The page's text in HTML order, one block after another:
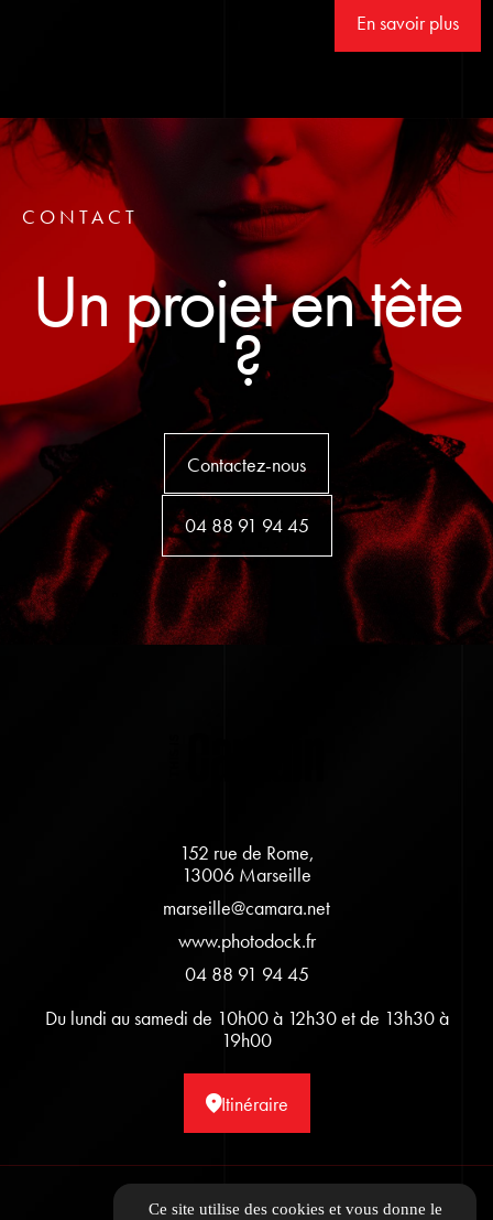
En savoir plus
CONTACT
Un projet en tête
?
Contactez-nous
04 88 91 94 45
152 rue de Rome,
13006 Marseille
marseille@camara.net
www.photodock.fr
04 88 91 94 45
Du lundi au samedi de 10h00 à 12h30 et de 13h30 à
19h00
Itinéraire
Informations complémentaires
Ce site utilise des cookies et vous donne le